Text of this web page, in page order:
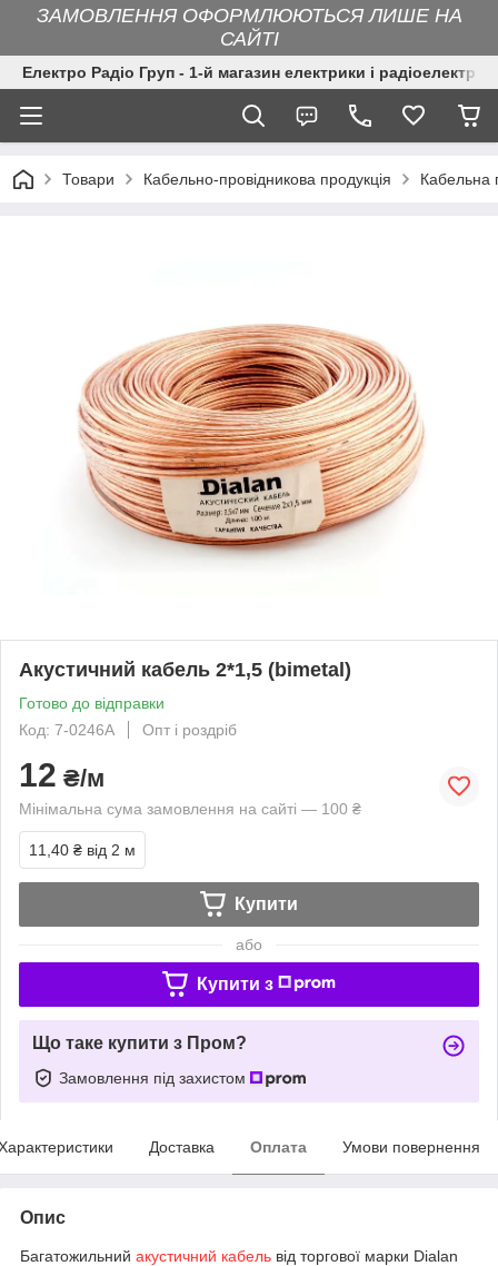
ЗАМОВЛЕННЯ ОФОРМЛЮЮТЬСЯ ЛИШЕ НА
САЙТІ
Електро Радіо Груп - 1-й магазин електрики і
Товари Кабельно-провідникова продукція Кабельна
Акустичний кабель 2*1,5 (bimetal)
Готово до відправки
Код: 7-0246А
Опт і роздріб
12 ₴/м
Мінімальна сума замовлення на сайті — 100 ₴
11,40 ₴ від 2 м
Купити
або
Купити з
Що таке купити з Пром?
Замовлення під захистом
Доставка Оплата Умови повернення
Опис
Багатожильний акустичний кабель від торгової марки Dialan